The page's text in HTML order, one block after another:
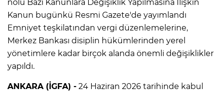
nolu Bazı Kanunlara Değişiklik Yapılmasına İlişkin
Kanun bugünkü Resmi Gazete'de yayımlandı
Emniyet teşkilatından vergi düzenlemelerine,
Merkez Bankası disiplin hükümlerinden yerel
yönetimlere kadar birçok alanda önemli değişiklikler
yapıldı.
ANKARA (İGFA) - 24 Haziran 2026 tarihinde kabul